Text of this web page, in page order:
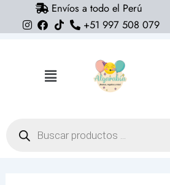
Envíos a todo el Perú
+51 997 508 079
Flyout
productos